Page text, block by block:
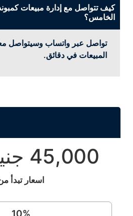
كيف تتواصل مع إدارة مبيعات
الخامس؟
تواصل عبر واتساب وسيتواصل
المبيعات في دقائق.
45,000 جنيه للمتر
اسعار تبدأ
10%